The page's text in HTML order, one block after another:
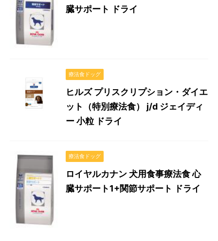
臓サポート ドライ
療法食ドッグ
ヒルズ プリスクリプション・ダイエ
ット（特別療法食） j/d ジェイディ
ー 小粒 ドライ
療法食ドッグ
ロイヤルカナン 犬用食事療法食 心
臓サポート1+関節サポート ドライ